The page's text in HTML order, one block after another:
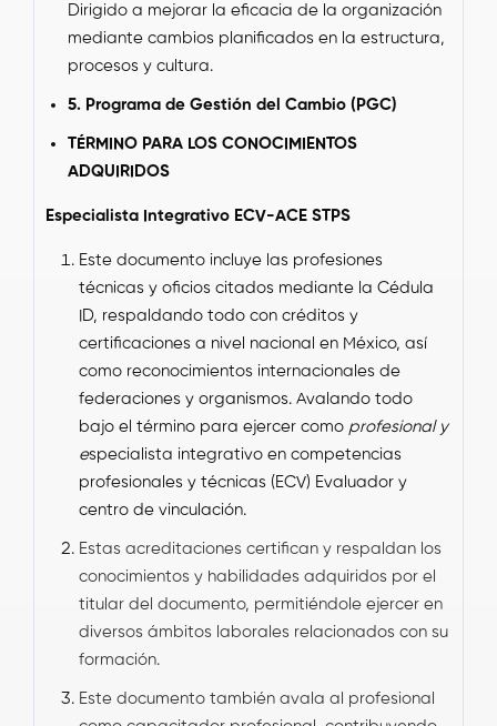
Dirigido a mejorar la eficacia de la organización
mediante cambios planificados en la estructura,
procesos y cultura.
5. Programa de Gestión del Cambio (PGC)
TÉRMINO PARA LOS CONOCIMIENTOS
ADQUIRIDOS
Especialista Integrativo ECV-ACE STPS
Este documento incluye las profesiones
técnicas y oficios citados mediante la Cédula
ID, respaldando todo con créditos y
certificaciones a nivel nacional en México, así
como reconocimientos internacionales de
federaciones y organismos. Avalando todo
bajo el término para ejercer como profesional y
especialista integrativo en competencias
profesionales y técnicas (ECV) Evaluador y
centro de vinculación.
Estas acreditaciones certifican y respaldan los
conocimientos y habilidades adquiridos por el
titular del documento, permitiéndole ejercer en
diversos ámbitos laborales relacionados con su
formación.
Este documento también avala al profesional